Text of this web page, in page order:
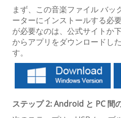
まず、この音楽ファイル バッ
ーターにインストールする必
が必要なのは、公式サイトか
からアプリをダウンロードし
す。
ステップ 2: Android と PC 間